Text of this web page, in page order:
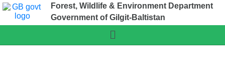
Forest, Wildlife & Environment Department
Government of Gilgit-Baltistan